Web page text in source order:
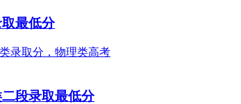
最低分
段录取最低分